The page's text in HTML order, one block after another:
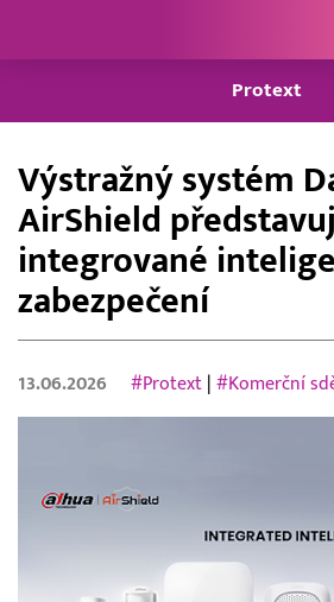
Protext
Výstražný systém
AirShield
integrované
zabezpečení
13.06.2026 #Protext |#Komerční